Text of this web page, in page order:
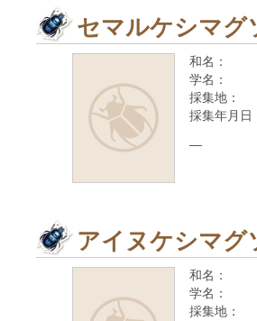
セマルケシマグ
和名：
学名：
採集地：
採集年月日
—
アイヌケシマグ
和名：
学名：
採集地：